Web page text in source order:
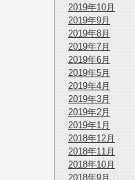
2019年10月
2019年9月
2019年8月
2019年7月
2019年6月
2019年5月
2019年4月
2019年3月
2019年2月
2019年1月
2018年12月
2018年11月
2018年10月
2018年9月